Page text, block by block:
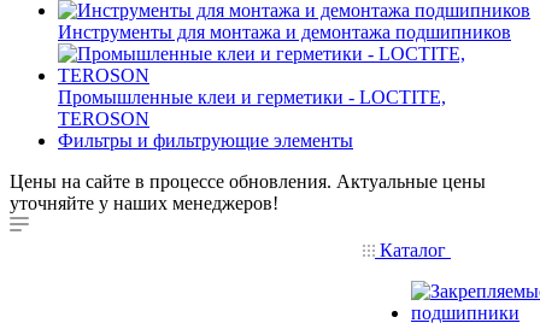
Инструменты для монтажа и демонтажа подшипников
Промышленные клеи и герметики - LOCTITE,
TEROSON
Фильтры и фильтрующие элементы
Цены на сайте в процессе обновления. Актуальные цены
уточняйте у наших менеджеров!
Каталог